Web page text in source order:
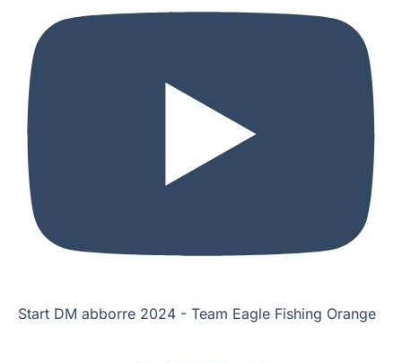
Start DM abborre 2024 - Team Eagle Fishing Orange